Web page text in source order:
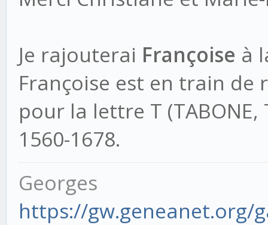
Je rajouterai Françoise à
Françoise est en train de
pour la lettre T
1560-1678.
Georges
https://gw.geneanet.org/